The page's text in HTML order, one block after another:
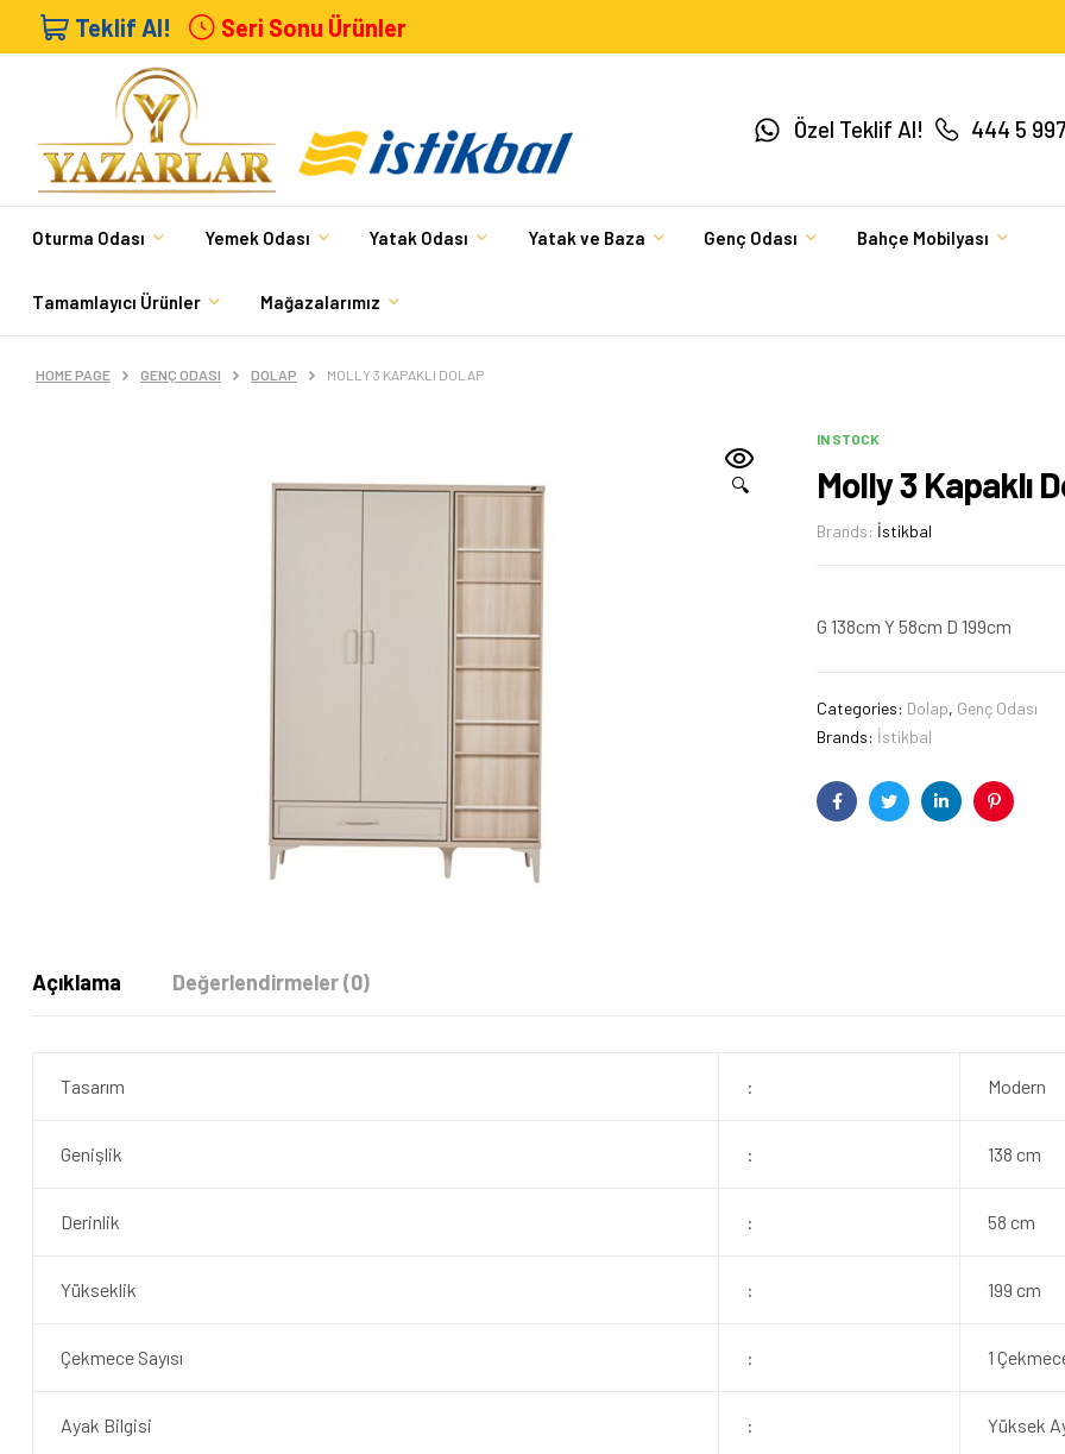
Teklif Al! Seri Sonu Ürünler
Özel Teklif Al! 444 5 997
Oturma Odası Yemek Odası Yatak Odası Yatak ve Baza Genç Odası Bahçe Mobilyası
Tamamlayıcı Ürünler Mağazalarımız
HOME PAGE GENÇ ODASI DOLAP MOLLY 3 KAPAKLI DOLAP
🔍
IN STOCK
Molly 3 Kapaklı
Brands: İstikbal
G 138cm Y 58cm D 199cm
Categories: Dolap, Genç Odası
Brands: İstikbal
FacebookTwitterLinkedinPinterest
Açıklama Değerlendirmeler (0)
Tasarım : Modern
Genişlik : 138 cm
Derinlik : 58 cm
Yükseklik : 199 cm
Çekmece Sayısı : 1
Ayak Bilgisi : Yüksek